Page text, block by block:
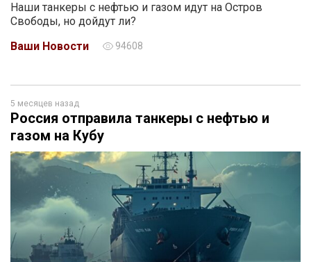
Наши танкеры с нефтью и газом идут на Остров
Свободы, но дойдут ли?
Ваши Новости
94608
5 месяцев назад
Россия отправила танкеры с нефтью и
газом на Кубу